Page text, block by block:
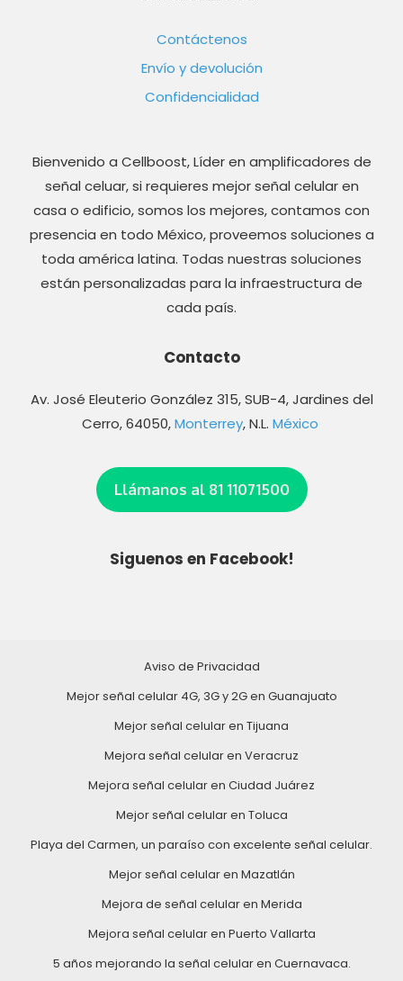
Contáctenos
Envío y devolución
Confidencialidad
Bienvenido a Cellboost, Líder en amplificadores de
señal celuar, si requieres mejor señal celular en
casa o edificio, somos los mejores, contamos con
presencia en todo México, proveemos soluciones a
toda américa latina. Todas nuestras soluciones
están personalizadas para la infraestructura de
cada país.
Contacto
Av. José Eleuterio González 315, SUB-4, Jardines del
Cerro, 64050,Monterrey, N.L. México
Llámanos al 81 11071500
Siguenos en Facebook!
Aviso de Privacidad
Mejor señal celular 4G, 3G y 2G en Guanajuato
Mejor señal celular en Tijuana
Mejora señal celular en Veracruz
Mejora señal celular en Ciudad Juárez
Mejor señal celular en Toluca
Playa del Carmen, un paraíso con excelente señal celular.
Mejor señal celular en Mazatlán
Mejora de señal celular en Merida
Mejora señal celular en Puerto Vallarta
5 años mejorando la señal celular en Cuernavaca.